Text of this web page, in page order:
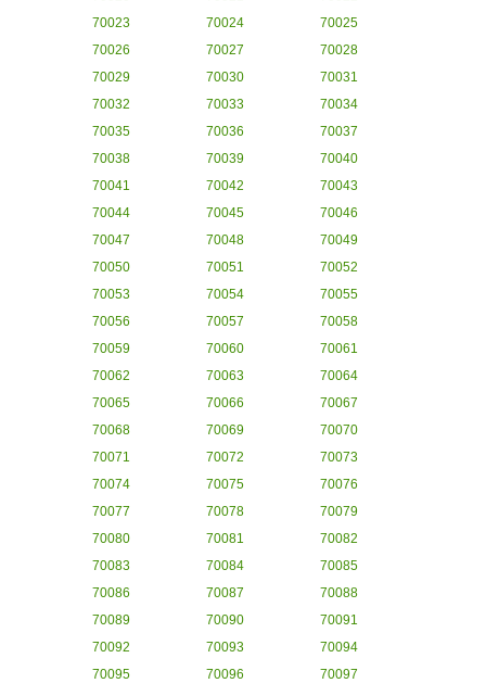
70023
70024
70025
70026
70027
70028
70029
70030
70031
70032
70033
70034
70035
70036
70037
70038
70039
70040
70041
70042
70043
70044
70045
70046
70047
70048
70049
70050
70051
70052
70053
70054
70055
70056
70057
70058
70059
70060
70061
70062
70063
70064
70065
70066
70067
70068
70069
70070
70071
70072
70073
70074
70075
70076
70077
70078
70079
70080
70081
70082
70083
70084
70085
70086
70087
70088
70089
70090
70091
70092
70093
70094
70095
70096
70097